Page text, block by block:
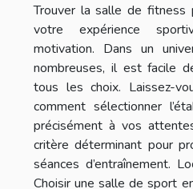
Trouver la salle de fitness
votre expérience
motivation. Dans un
nombreuses, il est facile
tous les choix. Laissez-
comment sélectionner
précisément à vos
critère déterminant pour
séances d’entraînement.
Choisir une salle de sport